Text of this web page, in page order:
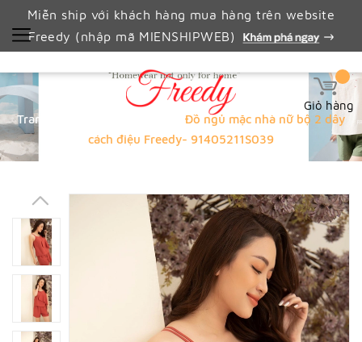
Miễn ship với khách hàng mua hàng trên website
Freedy (nhập mã MIENSHIPWEB)
Giỏ hàng
Trang chủ
Đồ ngủ mặc nhà nữ bộ 2 dây
cách điệu Freedy- 91405211S039